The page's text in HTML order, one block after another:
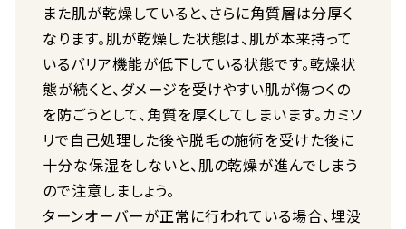
また肌が乾燥していると、さらに角質層は分厚く
なります。肌が乾燥した状態は、肌が本来持って
いるバリア機能が低下している状態です。乾燥状
態が続くと、ダメージを受けやすい肌が傷つくの
を防ごうとして、角質を厚くしてしまいます。カミソ
リで自己処理した後や脱毛の施術を受けた後に
十分な保湿をしないと、肌の乾燥が進んでしまう
ので注意しましょう。
ターンオーバーが正常に行われている場合、埋没